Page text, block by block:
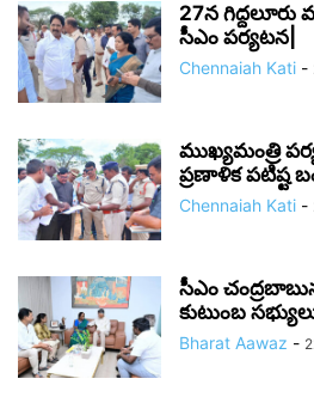
27న గిద్దలూరు
సీఎం పర్యటన|
Chennaiah Kati -
ముఖ్యమంత్రి
ప్రణాళిక పటిష్ట
Chennaiah Kati -
సీఎం
కుటుంబ
Bharat Aawaz -